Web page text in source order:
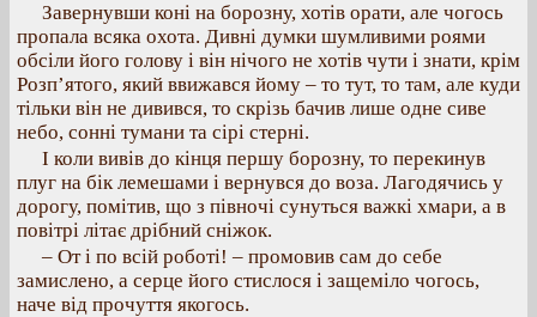
Завернувши коні на борозну, хотів орати, але чогось
пропала всяка охота. Дивні думки шумливими роями
обсіли його голову і він нічого не хотів чути і знати, крім
Розп’ятого, який ввижався йому – то тут, то там, але куди
тільки він не дивився, то скрізь бачив лише одне сиве
небо, сонні тумани та сірі стерні.
І коли вивів до кінця першу борозну, то перекинув
плуг на бік лемешами і вернувся до воза. Лагодячись у
дорогу, помітив, що з півночі сунуться важкі хмари, а в
повітрі літає дрібний сніжок.
– От і по всій роботі! – промовив сам до себе
замислено, а серце його стислося і защеміло чогось,
наче від прочуття якогось.